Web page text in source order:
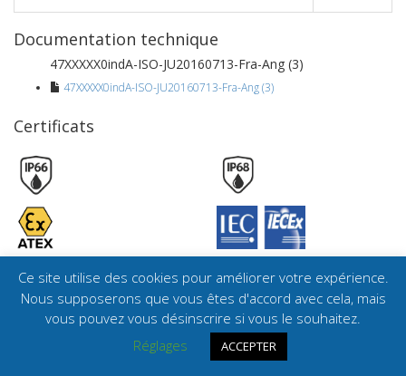
Documentation technique
47XXXXX0indA-ISO-JU20160713-Fra-Ang (3)
47XXXXX0indA-ISO-JU20160713-Fra-Ang (3)
Certificats
Mentions légales
Ce site est réalisé par
Ce site utilise des cookies pour améliorer votre expérience.
Nous supposerons que vous êtes d'accord avec cela, mais
vous pouvez vous désinscrire si vous le souhaitez.
Réglages
ACCEPTER